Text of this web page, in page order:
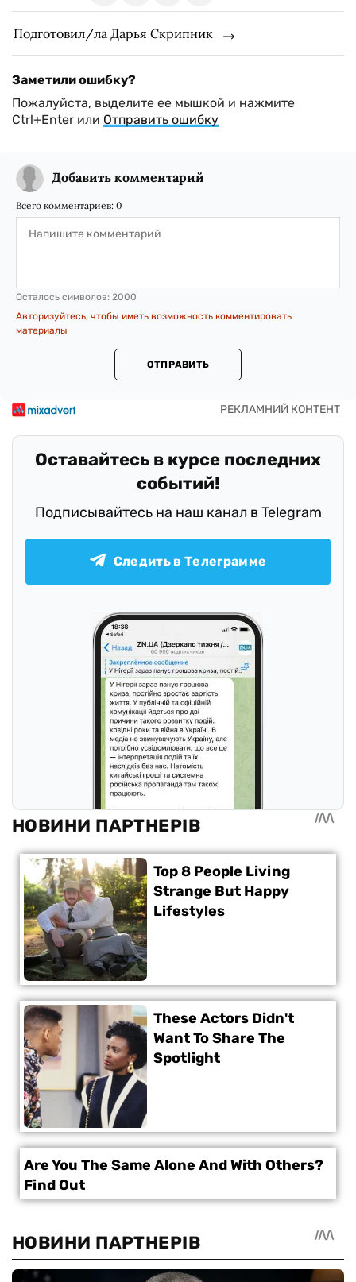
Подготовил/ла Дарья Скрипник
Заметили ошибку?
Пожалуйста, выделите ее мышкой и нажмите
Ctrl+Enter или Отправить ошибку
Добавить комментарий
Всего комментариев: 0
Осталось символов: 2000
Авторизуйтесь, чтобы иметь возможность комментировать
материалы
ОТПРАВИТЬ
Оставайтесь в курсе последних
событий!
Подписывайтесь на наш канал в Telegram
Следить в Телеграмме